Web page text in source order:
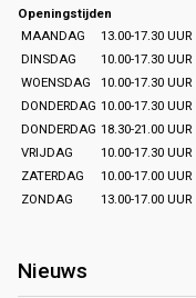
Openingstijden
MAANDAG
13.00-17.30 UUR
DINSDAG
10.00-17.30 UUR
WOENSDAG
10.00-17.30 UUR
DONDERDAG 10.00-17.30 UUR
DONDERDAG 18.30-21.00 UUR
VRIJDAG
10.00-17.30 UUR
ZATERDAG
10.00-17.00 UUR
ZONDAG
13.00-17.00 UUR
Nieuws